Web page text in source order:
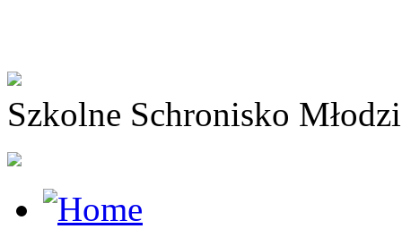
Szkolne Schronisko